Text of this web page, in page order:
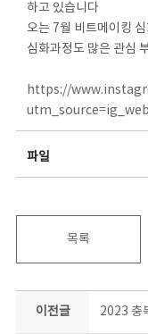
하고 있습니다
오는 7월 비트메이킹
심화과정도 많은 관심
https://
파일
목록
이전글